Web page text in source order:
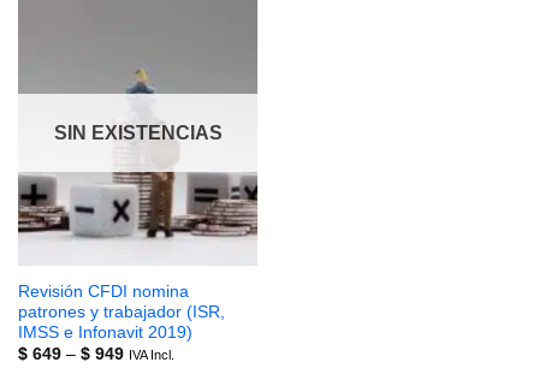
SIN EXISTENCIAS
Revisión CFDI nomina
patrones y trabajador (ISR,
IMSS e Infonavit 2019)
$649 – $949 IVA Incl.